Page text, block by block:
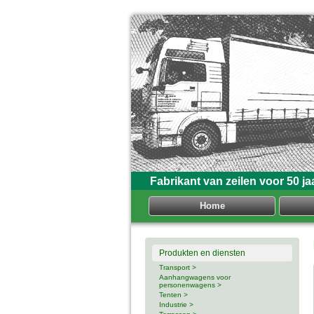
Fabrikant van zeilen voor 50
Home
Produkten en diensten
Transport >
Aanhangwagens voor
personenwagens >
Tenten >
Industrie >